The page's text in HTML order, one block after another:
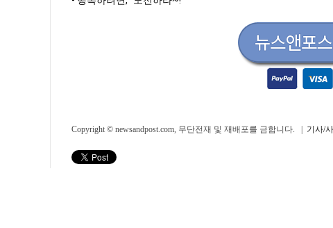
Copyright © newsandpost.com, 무단전재 및 재배포를 금합니다. | 기사/